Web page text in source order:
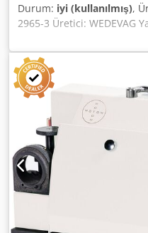
Durum: iyi (kullanılmış),
2965-3 Üretici: WEDEVAG
numarası: 000115/83 Tip /
203 x 10 x 32 mm Dar açı:
Hız: 2.800 dev/dak Kirli
Ekipman: Ekstraksiyonlu
Tür: ADT 12 Codpfx Asv U
Masa yüksekliği: 500 mm
Toplam ağırlık: 170 kg